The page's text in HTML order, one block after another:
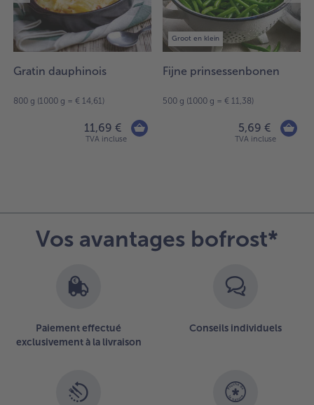
Gratin dauphinois
800 g (1000 g = € 14,61)
11,69 €
TVA incluse
Groot en klein
Fijne prinsessenbonen
500 g (1000 g = € 11,38)
5,69 €
TVA incluse
Vos avantages bofrost*
Paiement effectué
exclusivement à la livraison
Conseils individuels